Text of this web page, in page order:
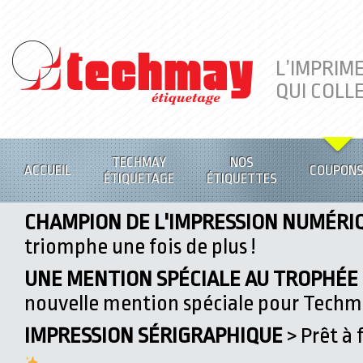
QUI
ACCUEIL
TECHMAY
ÉTIQUETAGE
NOS
ÉTIQUETTES
COUPONS
CHAMPION DE L'IMPRESSION
triomphe une fois de plus !
UNE MENTION SPÉCIALE AU
nouvelle mention spéciale pour
IMPRESSION SÉRIGRAPHIQUE> Prêt à